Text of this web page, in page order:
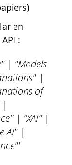
en
:
| "Models
|
of
|
| "XAI" |
AI" |